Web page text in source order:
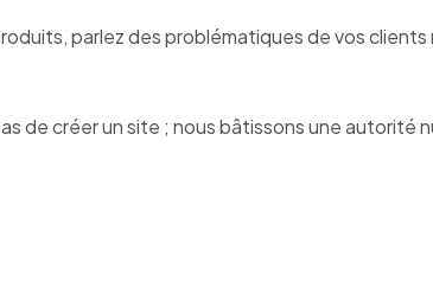
parlez des problématiques de vos
de créer un site ; nous bâtissons une autorité